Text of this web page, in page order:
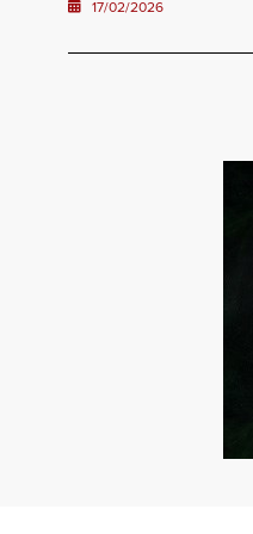
17/02/2026